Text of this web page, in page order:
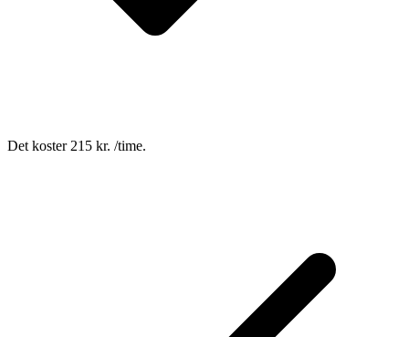
Det koster 215 kr. /time.